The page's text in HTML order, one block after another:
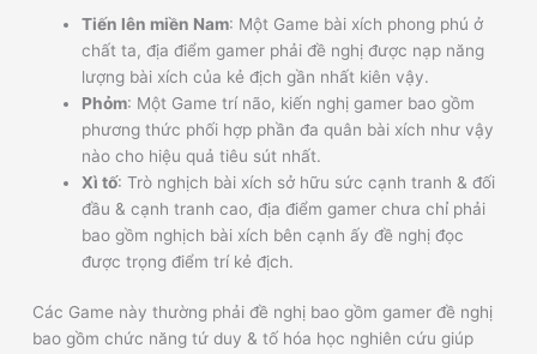
Tiến lên miền Nam: Một Game bài xích phong phú ở
chất ta, địa điểm gamer phải đề nghị được nạp năng
lượng bài xích của kẻ địch gần nhất kiên vậy.
Phỏm: Một Game trí não, kiến nghị gamer bao gồm
phương thức phối hợp phần đa quân bài xích như vậy
nào cho hiệu quả tiêu sút nhất.
Xì tố: Trò nghịch bài xích sở hữu sức cạnh tranh & đối
đầu & cạnh tranh cao, địa điểm gamer chưa chỉ phải
bao gồm nghịch bài xích bên cạnh ấy đề nghị đọc
được trọng điểm trí kẻ địch.
Các Game này thường phải đề nghị bao gồm gamer đề nghị
bao gồm chức năng tứ duy & tố hóa học nghiên cứu giúp